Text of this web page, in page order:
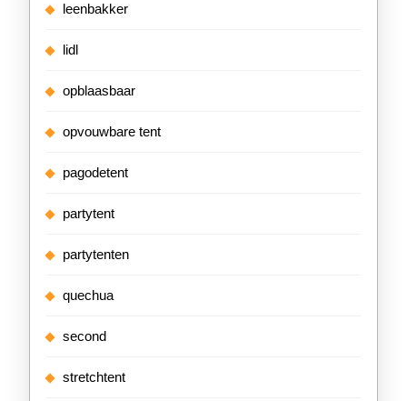
leenbakker
lidl
opblaasbaar
opvouwbare tent
pagodetent
partytent
partytenten
quechua
second
stretchtent